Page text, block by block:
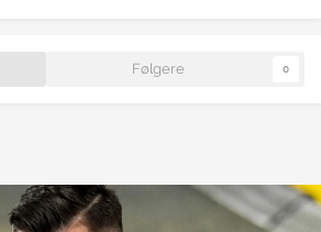
Følgere 0